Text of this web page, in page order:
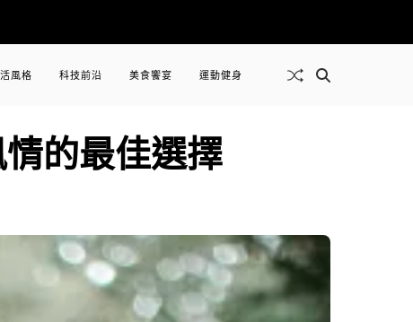
風格 科技前沿 美食饗宴 運動健身
的最佳選擇